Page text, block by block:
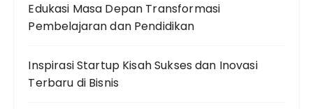
Edukasi Masa Depan Transformasi
Pembelajaran dan Pendidikan
Inspirasi Startup Kisah Sukses dan Inovasi
Terbaru di Bisnis